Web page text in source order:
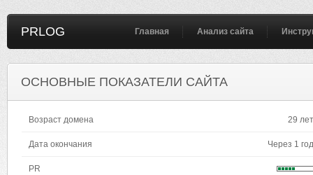
PRLOG Главная Анализ сайта
ОСНОВНЫЕ ПОКАЗАТЕЛИ САЙТА
Возраст домена 29 лет
Дата окончания Через 1 год
PR